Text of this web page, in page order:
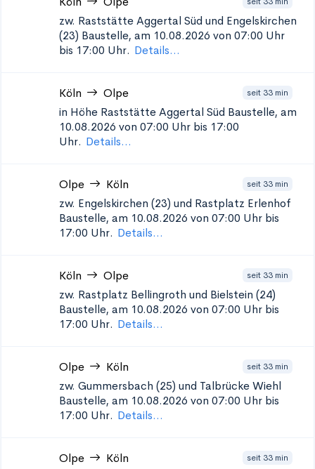
zw. Raststätte Aggertal Süd und Engelskirchen
(23) Baustelle, am 10.08.2026 von 07:00 Uhr
bis 17:00 Uhr. Details...
Köln Olpe seit 33 min
in Höhe Raststätte Aggertal Süd Baustelle, am
10.08.2026 von 07:00 Uhr bis 17:00
Uhr. Details...
Olpe Köln seit 33 min
zw. Engelskirchen (23) und Rastplatz Erlenhof
Baustelle, am 10.08.2026 von 07:00 Uhr bis
17:00 Uhr. Details...
Köln Olpe seit 33 min
zw. Rastplatz Bellingroth und Bielstein (24)
Baustelle, am 10.08.2026 von 07:00 Uhr bis
17:00 Uhr. Details...
Olpe Köln seit 33 min
zw. Gummersbach (25) und Talbrücke Wiehl
Baustelle, am 10.08.2026 von 07:00 Uhr bis
17:00 Uhr. Details...
Olpe Köln seit 33 min